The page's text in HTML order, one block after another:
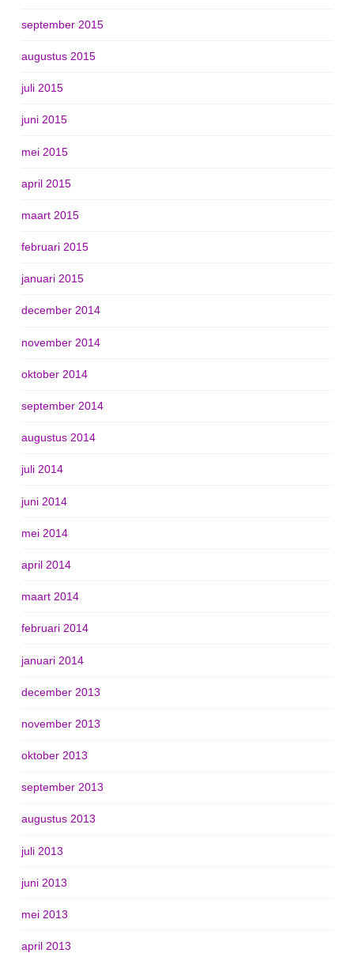
september 2015
augustus 2015
juli 2015
juni 2015
mei 2015
april 2015
maart 2015
februari 2015
januari 2015
december 2014
november 2014
oktober 2014
september 2014
augustus 2014
juli 2014
juni 2014
mei 2014
april 2014
maart 2014
februari 2014
januari 2014
december 2013
november 2013
oktober 2013
september 2013
augustus 2013
juli 2013
juni 2013
mei 2013
april 2013